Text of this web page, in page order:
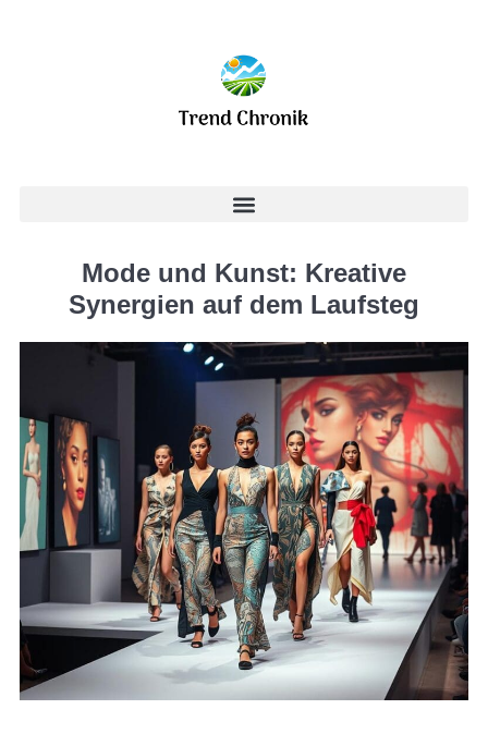
Mode und Kunst: Kreative
Synergien auf dem Laufsteg